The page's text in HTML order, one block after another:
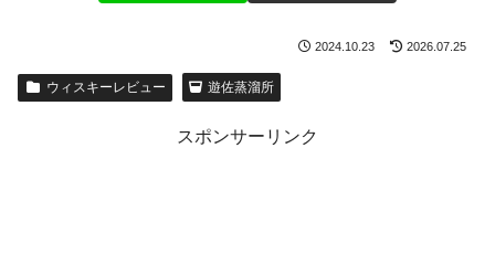
2024.10.23 2026.07.25
ウィスキーレビュー 遊佐蒸溜所
スポンサーリンク